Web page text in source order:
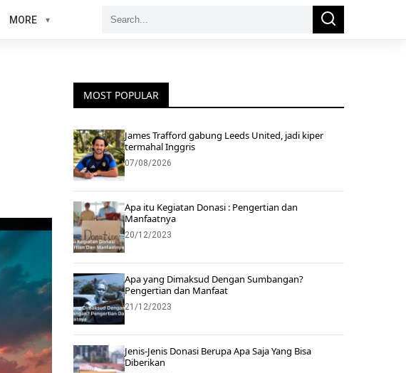
MORE
Search
Search
MOST POPULAR
James Trafford gabung Leeds United, jadi kiper
termahal Inggris
07/08/2026
Apa itu Kegiatan Donasi : Pengertian dan
Manfaatnya
20/12/2023
Apa yang Dimaksud Dengan Sumbangan?
Pengertian dan Manfaat
21/12/2023
Jenis-Jenis Donasi Berupa Apa Saja Yang Bisa
Diberikan